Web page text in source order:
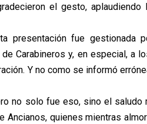
el gesto,
presentación fue gestionada
Carabineros y, en especial, a
Y no como se informó
no solo fue eso, sino el saludo
Ancianos, quienes mientras